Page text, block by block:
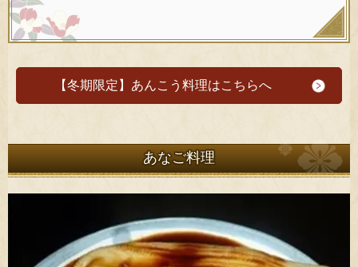
【冬期限定】あんこう料理はこちらへ
あなご料理